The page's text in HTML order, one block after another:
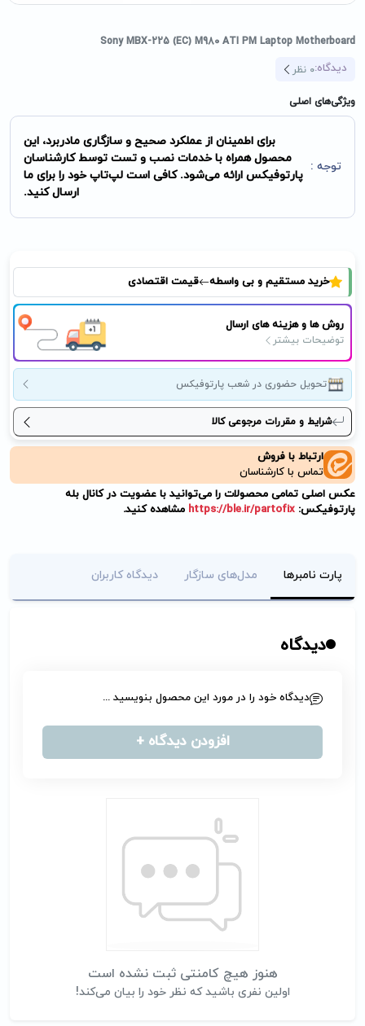
Sony MBX-225 (EC) M980 ATI PM Laptop Motherboard
دیدگاه:0 نظر
ویژگی‌های اصلی
توجه :
برای اطمینان از عملکرد صحیح و سازگاری مادربرد، این
محصول همراه با خدمات نصب و تست توسط کارشناسان
پارتوفیکس ارائه می‌شود. کافی است لپ‌تاپ خود را برای ما
ارسال کنید.
خرید مستقیم و بی واسطه قیمت اقتصادی
روش ها و هزینه های ارسال
توضیحات بیشتر
تحویل حضوری در شعب پارتوفیکس
شرایط و مقررات مرجوعی کالا
ارتباط با فروش
تماس با کارشناسان
عکس اصلی تمامی محصولات را می‌توانید با عضویت در کانال بله
پارتوفیکس: https://ble.ir/partofix مشاهده کنید.
پارت نامبرها مدل‌های سازگار دیدگاه کاربران
دیدگاه
هنوز هیچ کامنتی ثبت نشده است
اولین نفری باشید که نظر خود را بیان می‌کند!
دیدگاه خود را در مورد این محصول بنویسید ...
افزودن دیدگاه +